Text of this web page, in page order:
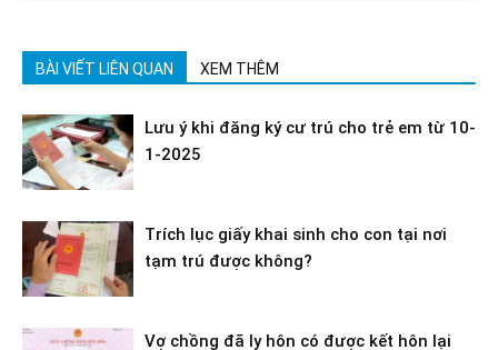
BÀI VIẾT LIÊN QUAN XEM THÊM
Lưu ý khi đăng ký cư trú cho trẻ em từ 10-
1-2025
Trích lục giấy khai sinh cho con tại nơi
tạm trú được không?
Vợ chồng đã ly hôn có được kết hôn lại